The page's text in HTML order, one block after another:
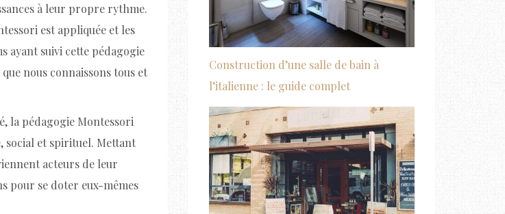
à leur propre rythme.
est appliquée et les
ayant suivi cette pédagogie
nous connaissons tous et
la pédagogie Montessori
social et spirituel. Mettant
acteurs de leur
pour se doter eux-mêmes
Construction d’une salle de bain à
l’italienne : le guide complet